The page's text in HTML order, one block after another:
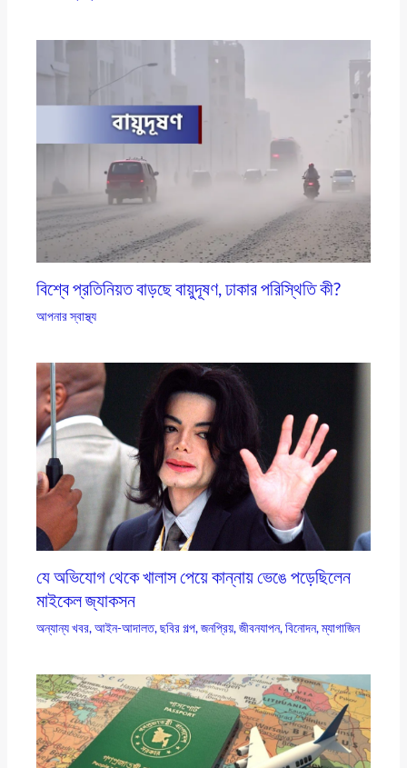
বিশ্বে প্রতিনিয়ত বাড়ছে বায়ুদূষণ, ঢাকার পরিস্থিতি কী?
আপনার স্বাস্থ্য
যে অভিযোগ থেকে খালাস পেয়ে কান্নায় ভেঙে পড়েছিলেন
মাইকেল জ্যাকসন
অন্যান্য খবর,আইন-আদালত,ছবির গল্প,জনপ্রিয়,জীবনযাপন,বিনোদন,ম্যাগাজিন